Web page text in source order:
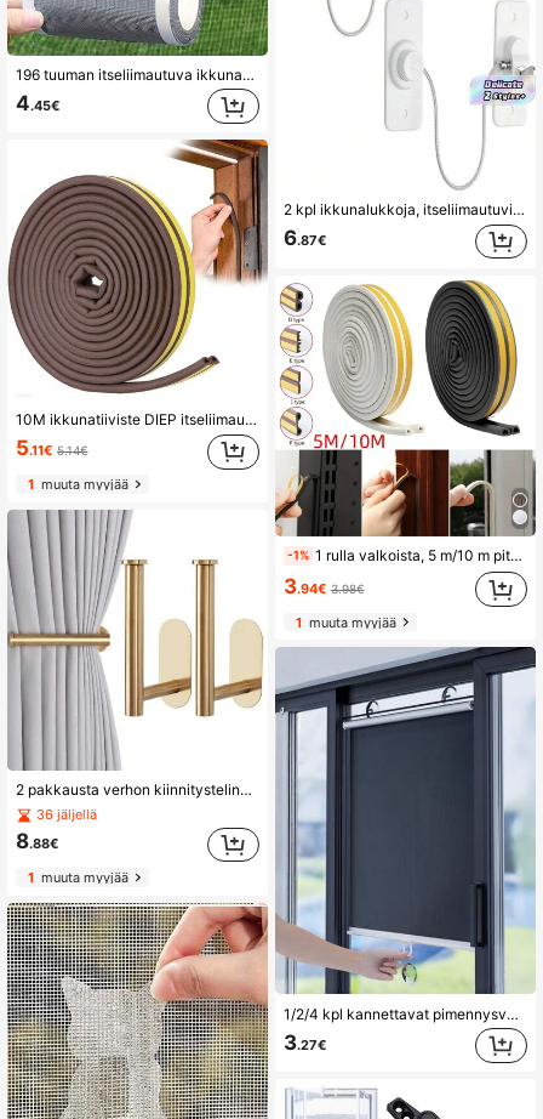
196 tuuman itseliimautuva ikkuna-oven verkon korjausteippi, sopii hyttysverkon reikien korjaamiseen, helppo levittää, ei vedenpitävä - reikien ja repeämien korjaamiseen
4.45€
10M ikkunatiiviste DIEP itseliimautuva akustinen kumivaahtotiivistenauha tuulenpitävä eristysovitiiviste
5.11€ 5.14€
1muuta myyjää
2 pakkausta verhon kiinnitystelineitä, verhon sidontatelineitä, verhon kiinnitystelineitä, poraamattomia verhon vetotelineitä, verhokoukkuja, verhonpidikkeet verhoihin
36 jäljellä
8.88€
1muuta myyjää
2 kpl ikkunalukkoja, itseliimautuvia ikkunanrajoitinlukkoja ruuveilla ja avaimilla, tukevat lukot estämään kodin ikkunalukkojen putoamisen
6.87€
-1% 1 rulla valkoista, 5 m/10 m pitkä, muottityyppinen, EPDM-vaahtokumimateriaali, itseliimautuva, ovenkarmi, ikkunankarmi, törmäyksenesto, äänieristys, tiivistenauha
3.94€ 3.98€
1muuta myyjää
1/2/4 kpl kannettavat pimennysverhot imukopeilla, auringonsuoja, lämmöneristys, yksityisyysverho, ei asennusta, sopii kotiin/makuuhuoneeseen/toimistoon/kylpyhuoneeseen/varastohuoneeseen, auton aurinkosuojaksi, ihanteellinen perheille ja matkailijoille
3.27€